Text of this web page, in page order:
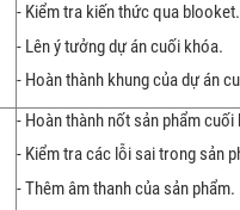
- Kiểm tra kiến thức qua blooket.
- Lên ý tưởng dự án cuối khóa.
- Hoàn thành khung của dự án
- Hoàn thành nốt sản phẩm cuối
- Kiểm tra các lỗi sai trong sản
- Thêm âm thanh của sản phẩm.